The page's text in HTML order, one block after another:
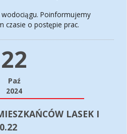
Poinformujemy
czasie o postępie prac.
22
Paź
2024
LASEK I